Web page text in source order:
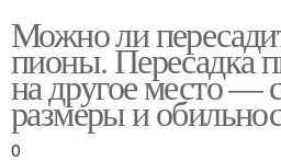
Можно ли
пионы. Пересадка
на другое место —
размеры и
0